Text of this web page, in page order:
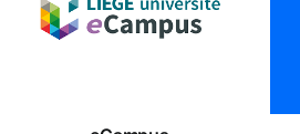
eCampus